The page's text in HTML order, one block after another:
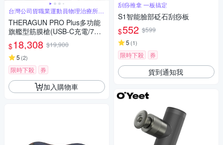
台灣公司貨職業運動員物理治療所
指定使用
THERAGUN PRO Plus多功能
旗艦型筋膜槍(USB-C充電/7款
按摩頭/16mm振幅/27kg推力)
$18,308 $19,900
5 (2)
限時下殺 券
加入購物車
刮痧推拿 一板搞定
S1智能臉部砭石刮痧板
$552 $599
5 (1)
限時下殺 券
貨到通知我